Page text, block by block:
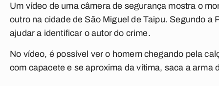
Um vídeo de uma câmera de segurança mostra o
outro na cidade de São Miguel de Taipu. Segundo
ajudar a identificar o autor do crime.
No vídeo, é possível ver o homem chegando pela
com capacete e se aproxima da vítima, saca a arma